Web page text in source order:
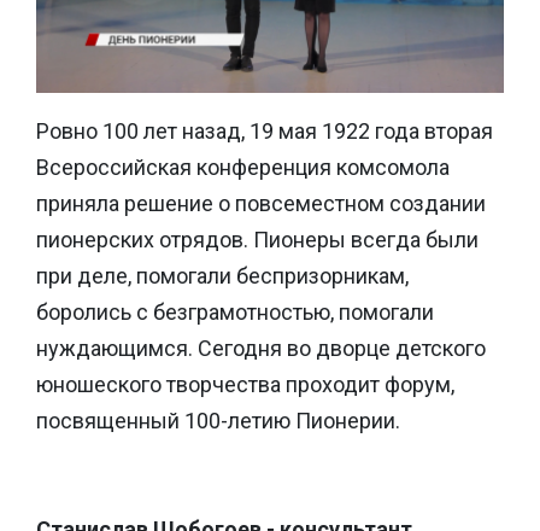
Ровно 100 лет назад, 19 мая 1922 года вторая
Всероссийская конференция комсомола
приняла решение о повсеместном создании
пионерских отрядов. Пионеры всегда были
при деле, помогали беспризорникам,
боролись с безграмотностью, помогали
нуждающимся. Сегодня во дворце детского
юношеского творчества проходит форум,
посвященный 100-летию Пионерии.